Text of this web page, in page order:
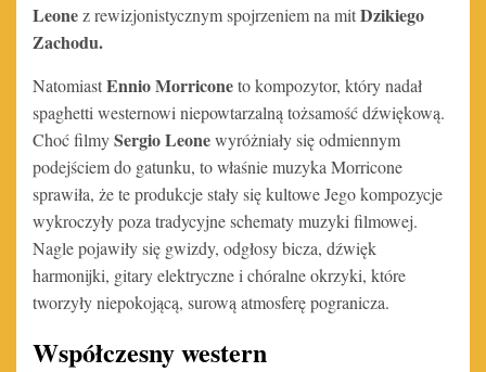
Leonez rewizjonistycznym spojrzeniem na mitDzikiego
Zachodu.
NatomiastEnnio Morriconeto kompozytor, który nadał
spaghetti westernowi niepowtarzalną tożsamość dźwiękową.
Choć filmySergio Leonewyróżniały się odmiennym
podejściem do gatunku, to właśnie muzyka Morricone
sprawiła, że te produkcje stały się kultowe Jego kompozycje
wykroczyły poza tradycyjne schematy muzyki filmowej.
Nagle pojawiły się gwizdy, odgłosy bicza, dźwięk
harmonijki, gitary elektryczne i chóralne okrzyki, które
tworzyły niepokojącą, surową atmosferę pogranicza.
Współczesnywestern